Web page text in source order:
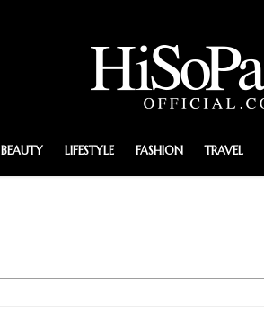
BEAUTY LIFESTYLE FASHION TRAVEL